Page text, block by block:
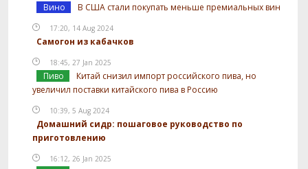
Вино В США стали покупать меньше премиальных вин
17:20, 14 Aug 2024
Самогон из кабачков
18:45, 27 Jan 2025
Пиво
Китай снизил импорт российского пива, но
увеличил поставки китайского пива в Россию
10:39, 5 Aug 2024
Домашний сидр: пошаговое руководство по
приготовлению
16:12, 26 Jan 2025